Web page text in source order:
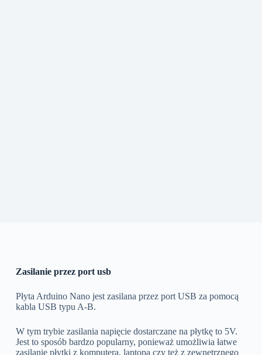
Zasilanie przez port usb
Płyta Arduino Nano jest zasilana przez port USB za pomocą
kabla USB typu A-B.
W tym trybie zasilania napięcie dostarczane na płytkę to 5V.
Jest to sposób bardzo popularny, ponieważ umożliwia łatwe
zasilanie płytki z komputera, laptopa czy też z zewnętrznego